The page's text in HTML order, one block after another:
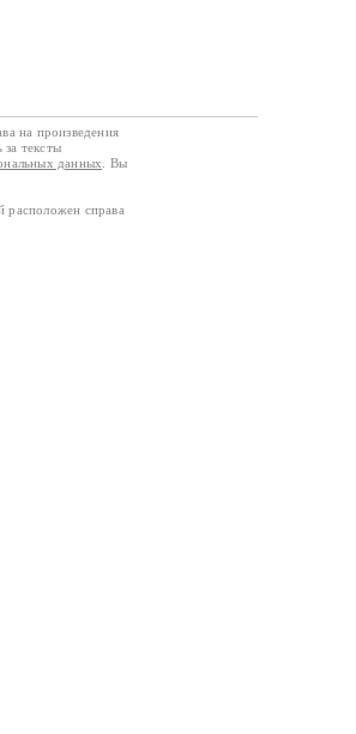
на произведения
за тексты
данных
. Вы
расположен справа